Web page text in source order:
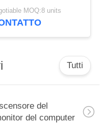
MOQ:8 units
Tutti
del
del computer